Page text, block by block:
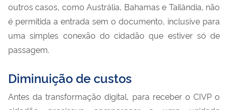
outros casos, como Austrália, Bahamas e Tailândia, não
é permitida a entrada sem o documento, inclusive para
uma simples conexão do cidadão que estiver só de
passagem.
Diminuição de custos
Antes da transformação digital, para receber o CIVP o